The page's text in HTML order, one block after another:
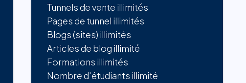
Tunnels de vente illimités
Pages de tunnel illimités
Blogs (sites) illimités
Articles de blog illimité
Formations illimités
Nombre d'étudiants illimité